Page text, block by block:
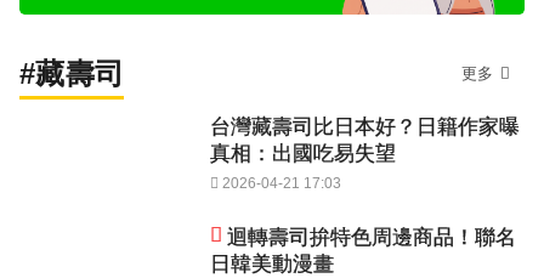
#藏壽司 更多
台灣藏壽司比日本好？日籍作家曝
真相：出國吃易失望
2026-04-21 17:03
迴轉壽司拚特色周邊商品！聯名
日韓美動漫畫